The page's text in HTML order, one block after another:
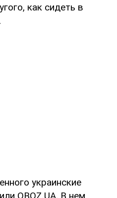
как сидеть в
.
украинские
OBOZ.UA. В нем